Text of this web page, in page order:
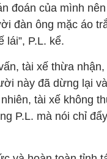
đoán của mình
đàn ông mặc áo
lái”, P.L. kể.
tài xế thừa
này đã dừng lại
tài xế không
P.L. mà nói chỉ